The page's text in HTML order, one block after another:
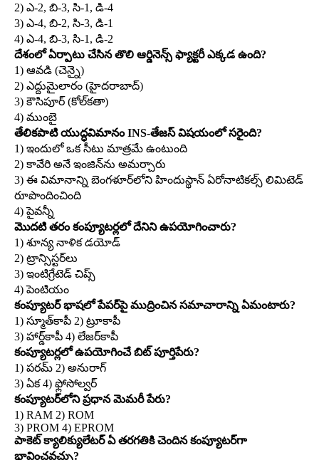
2) ఎ-2, బి-3, సి-1, డి-4
3) ఎ-4, బి-2, సి-3, డి-1
4) ఎ-4, బి-3, సి-1, డి-2
దేశంలో ఏర్పాటు చేసిన తొలి ఆర్డినెన్స్‌ ఫ్యాక్టరీ ఎక్కడ ఉంది?
1) ఆవడి (చెన్నై)
2) ఎద్దుమైలారం (హైదరాబాద్‌)
3) కౌసిపూర్‌ (కోల్‌కతా)
4) ముంబై
తేలికపాటి యుద్ధవిమానం INS-తేజస్‌ విషయంలో సరైంది?
1) ఇందులో ఒక సీటు మాత్రమే ఉంటుంది
2) కావేరి అనే ఇంజిన్‌ను అమర్చారు
3) ఈ విమానాన్ని బెంగళూర్‌లోని హిందుస్థాన్‌ ఏరోనాటికల్స్‌ లిమిటెడ్‌
రూపొందించింది
4) పైవన్నీ
మొదటి తరం కంప్యూటర్లలో దేనిని ఉపయోగించారు?
1) శూన్య నాళిక డయోడ్‌
2) ట్రాన్సిస్టర్‌లు
3) ఇంటిగ్రేటెడ్‌ చిప్స్‌
4) పెంటియం
కంప్యూటర్‌ భాషలో పేపర్‌పై ముద్రించిన సమాచారాన్ని ఏమంటారు?
1) స్మూత్‌కాపీ 2) ట్రూకాపీ
3) హార్డ్‌కాపీ 4) లేజర్‌కాపీ
కంప్యూటర్లలో ఉపయోగించే బిట్‌ పూర్తిపేరు?
1) పరమ్‌ 2) అనురాగ్‌
3) ఏక 4) ఫ్లోసోల్వర్‌
కంప్యూటర్‌లోని ప్రధాన మెమరీ పేరు?
1) RAM 2) ROM
3) PROM 4) EPROM
పాకెట్‌ క్యాలిక్యులేటర్‌ ఏ తరగతికి చెందిన కంప్యూటర్‌గా
భావించవచ్చు?